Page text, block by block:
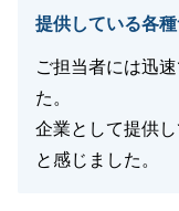
提供している各
ご担当者には迅
た。
企業として提供
と感じました。